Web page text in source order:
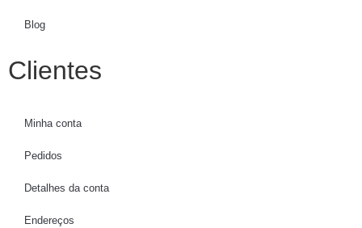
Blog
Clientes
Minha conta
Pedidos
Detalhes da conta
Endereços